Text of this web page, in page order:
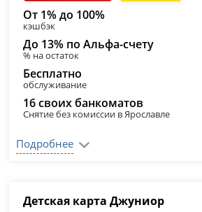
От 1% до 100%
кэшбэк
До 13% по Альфа-счету
% на остаток
Бесплатно
обслуживание
16 своих банкоматов
Снятие без комиссии в Ярославле
Подробнее
Детская карта Джуниор